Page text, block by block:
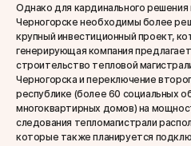
Однако для кардинального
Черногорске необходимы более
крупный инвестиционный проект,
генерирующая компания
строительство тепловой
Черногорска и переключение
республике (более 60 социальных
многоквартирных домов) на
следования тепломагистрали
которые также планируется